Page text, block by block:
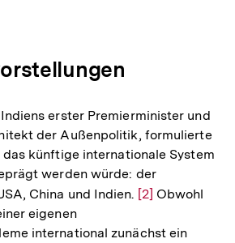
erster Premierminister und
der Außenpolitik, formulierte
künftige internationale System
werden würde: der
China und Indien. Zur
der
[2] Obwohl
eigenen
international zunächst ein